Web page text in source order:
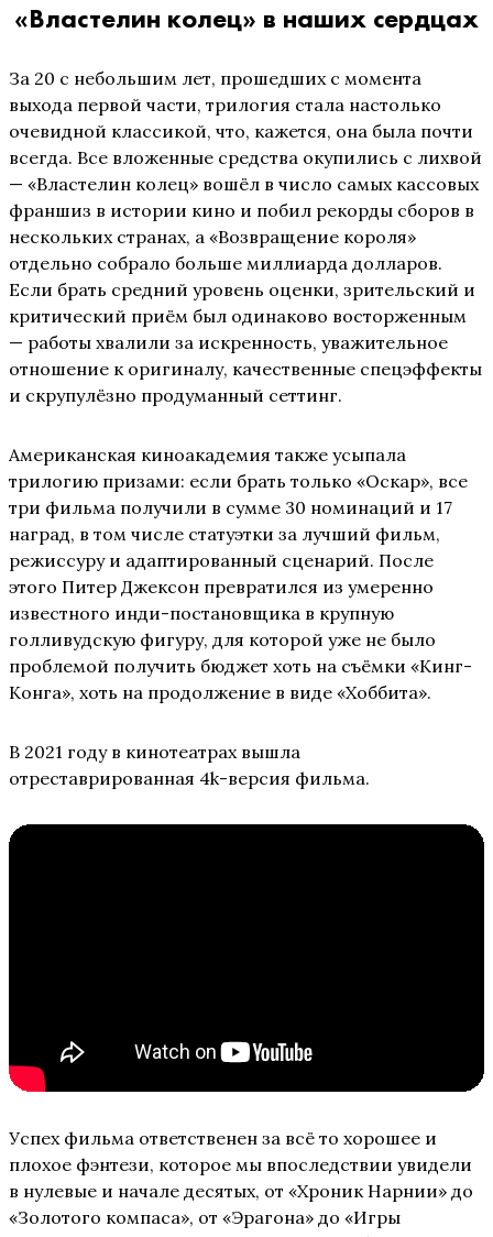
«Властелин колец» в наших сердцах
За 20 с небольшим лет, прошедших с момента
выхода первой части, трилогия стала настолько
очевидной классикой, что, кажется, она была почти
всегда. Все вложенные средства окупились с лихвой
— «Властелин колец» вошёл в число самых кассовых
франшиз в истории кино и побил рекорды сборов в
нескольких странах, а «Возвращение короля»
отдельно собрало больше миллиарда долларов.
Если брать средний уровень оценки, зрительский и
критический приём был одинаково восторженным
— работы хвалили за искренность, уважительное
отношение к оригиналу, качественные спецэффекты
и скрупулёзно продуманный сеттинг.
Американская киноакадемия также усыпала
трилогию призами: если брать только «Оскар», все
три фильма получили в сумме 30 номинаций и 17
наград, в том числе статуэтки за лучший фильм,
режиссуру и адаптированный сценарий. После
этого Питер Джексон превратился из умеренно
известного инди-постановщика в крупную
голливудскую фигуру, для которой уже не было
проблемой получить бюджет хоть на съёмки «Кинг-
Конга», хоть на продолжение в виде «Хоббита».
В 2021 году в кинотеатрах вышла
отреставрированная 4k-версия фильма.
Успех фильма ответственен за всё то хорошее и
плохое фэнтези, которое мы впоследствии увидели
в нулевые и начале десятых, от «Хроник Нарнии» до
«Золотого компаса», от «Эрагона» до «Игры